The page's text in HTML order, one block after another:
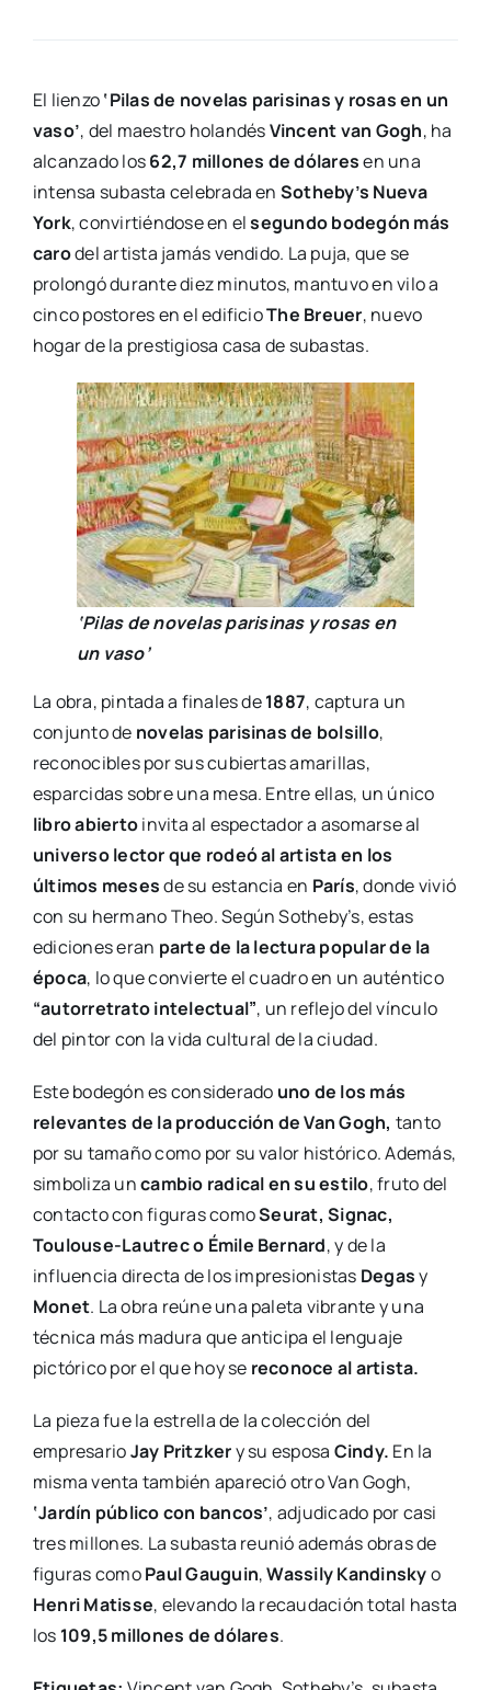
El lienzo‘Pilas de novelas parisinas y rosas en un
vaso’, del maestro holandésVincent van Gogh, ha
alcanzado los62,7 millones de dólaresen una
intensa subasta celebrada en Sotheby’s Nueva
York, convirtiéndose en elsegundo bodegón más
carodel artista jamás vendido. La puja, que se
prolongó durante diez minutos, mantuvo en vilo a
cinco postores en el edificioThe Breuer, nuevo
hogar de la prestigiosa casa de subastas.
‘Pilas denovelas parisinas y rosas en
un vaso’
La obra, pintada a finales de1887, captura un
conjunto de novelas parisinas de bolsillo,
reconocibles por sus cubiertas amarillas,
esparcidas sobre una mesa. Entre ellas, un único
libro abiertoinvita al espectador a asomarse al
universo lector que rodeó al artista en los
últimos mesesde su estancia en París, donde vivió
con su hermano Theo. Según Sotheby’s, estas
ediciones eran parte de la lectura popular de la
época, lo que convierte el cuadro en un auténtico
“autorretrato intelectual”, un reflejo del vínculo
del pintor con la vida cultural de la ciudad.
Este bodegón es considerado uno de los más
relevantes de la producción de Van Gogh, tanto
por su tamaño como por su valor histórico. Además,
simboliza uncambio radical en su estilo, fruto del
contacto con figuras comoSeurat, Signac,
Toulouse-Lautrec o Émile Bernard, y de la
influencia directa de los impresionistas Degasy
Monet. La obra reúne una paleta vibrante y una
técnica más madura que anticipa el lenguaje
pictórico por el que hoy se reconoce al artista.
La pieza fue la estrella de la colección del
empresarioJay Pritzkery su esposa Cindy. En la
misma venta también apareció otro Van Gogh,
‘Jardín público con bancos’, adjudicado por casi
tres millones. La subasta reunió además obras de
figuras comoPaul Gauguin,Wassily Kandinskyo
Henri Matisse, elevando la recaudación total hasta
los 109,5 millones de dólares.